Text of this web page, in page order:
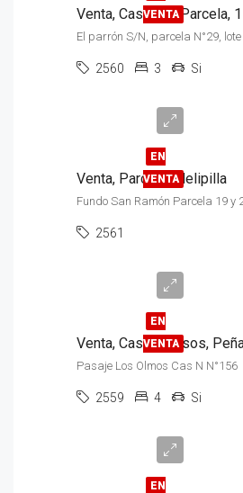
VENTA
2560 3 Si
EN
VENTA
Venta, Parcela, Melipilla
Fundo San Ramón Parcela 19 y
2561
EN
VENTA
Venta, Casa, 2 Pisos,
Pasaje Los Olmos Cas N N°156
2559 4 Si
EN